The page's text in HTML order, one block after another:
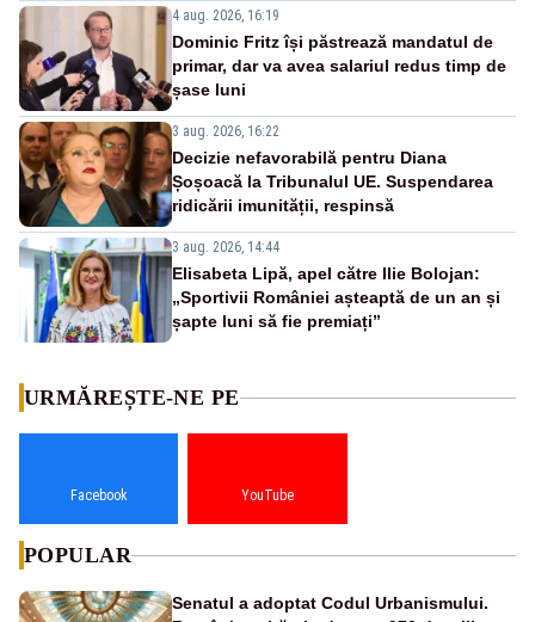
4 aug. 2026, 16:19
Dominic Fritz își păstrează mandatul de
primar, dar va avea salariul redus timp de
șase luni
3 aug. 2026, 16:22
Decizie nefavorabilă pentru Diana
Șoșoacă la Tribunalul UE. Suspendarea
ridicării imunității, respinsă
3 aug. 2026, 14:44
Elisabeta Lipă, apel către Ilie Bolojan:
„Sportivii României așteaptă de un an și
șapte luni să fie premiați”
URMĂREȘTE-NE PE
Facebook YouTube
POPULAR
Senatul a adoptat Codul Urbanismului.